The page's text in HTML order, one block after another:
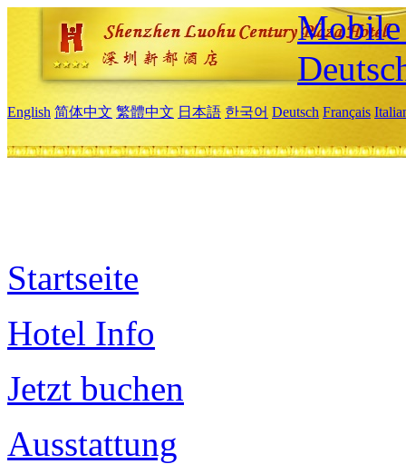
Mobile
English 简体中文 繁體中文 日本語 한국어 Deutsch Français
Startseite
Hotel Info
Jetzt buchen
Ausstattung